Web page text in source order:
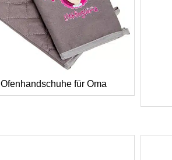
Ofenhandschuhe für Oma